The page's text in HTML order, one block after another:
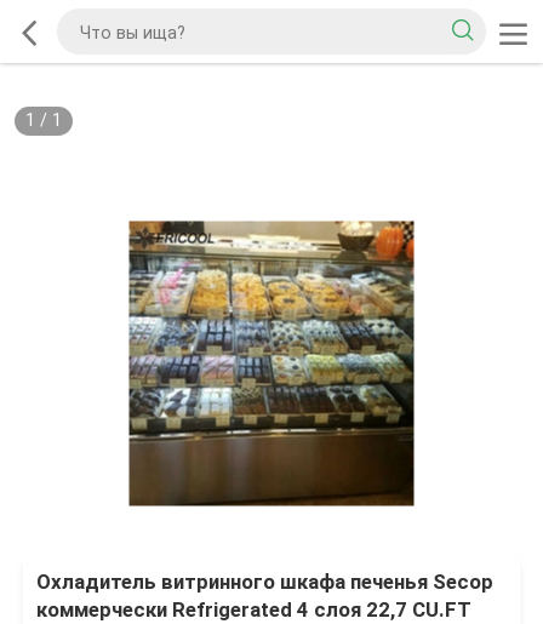
1 / 1
Охладитель витринного шкафа печенья Secop
коммерчески Refrigerated 4 слоя 22,7 CU.FT